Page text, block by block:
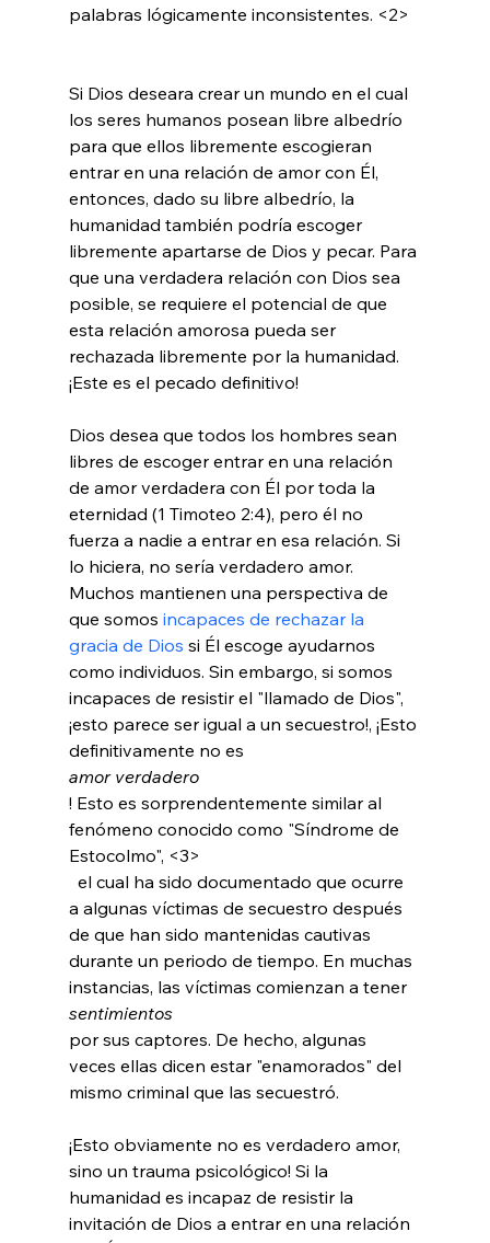
palabras lógicamente inconsistentes. <2>
Si Dios deseara crear un mundo en el cual
los seres humanos posean libre albedrío
para que ellos libremente escogieran
entrar en una relación de amor con Él,
entonces, dado su libre albedrío, la
humanidad también podría escoger
libremente apartarse de Dios y pecar. Para
que una verdadera relación con Dios sea
posible, se requiere el potencial de que
esta relación amorosa pueda ser
rechazada libremente por la humanidad.
¡Este es el pecado definitivo!
Dios desea que todos los hombres sean
libres de escoger entrar en una relación
de amor verdadera con Él por toda la
eternidad (1 Timoteo 2:4), pero él no
fuerza a nadie a entrar en esa relación. Si
lo hiciera, no sería verdadero amor.
Muchos mantienen una perspectiva de
que somos incapaces de rechazar la
gracia de Dios si Él escoge ayudarnos
como individuos. Sin embargo, si somos
incapaces de resistir el "llamado de Dios",
¡esto parece ser igual a un secuestro!, ¡Esto
definitivamente no es
amor verdadero
! Esto es sorprendentemente similar al
fenómeno conocido como "Síndrome de
Estocolmo", <3>
el cual ha sido documentado que ocurre
a algunas víctimas de secuestro después
de que han sido mantenidas cautivas
durante un periodo de tiempo. En muchas
instancias, las víctimas comienzan a tener
sentimientos
por sus captores. De hecho, algunas
veces ellas dicen estar "enamorados" del
mismo criminal que las secuestró.
¡Esto obviamente no es verdadero amor,
sino un trauma psicológico! Si la
humanidad es incapaz de resistir la
invitación de Dios a entrar en una relación